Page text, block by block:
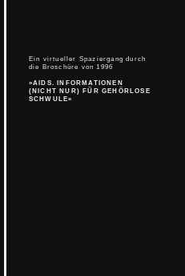
Ein virtueller Spaziergang durch
die Broschüre von 1996
»AIDS. INFORMATIONEN
(NICHT NUR) FÜR GEHÖRLOSE
SCHWULE«